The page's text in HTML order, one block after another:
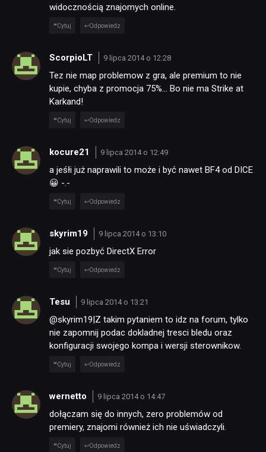
widocznością znajomych online.
Cytuj Odpowiedz
ScorpioLT 9 lipca 2014 o 12:28
Tez nie map problemow z gra, ale premium to nie
kupie, chyba z promocja 75%… Bo nie ma Strike at
Karkand!
Cytuj Odpowiedz
kocure21 9 lipca 2014 o 12:49
a jeśłi już naprawili to może i być nawet BF4 od DICE
😀 -.-
Cytuj Odpowiedz
skyrim19 9 lipca 2014 o 13:10
jak sie pozbyć DirectX Error
Cytuj Odpowiedz
Tesu 9 lipca 2014 o 13:21
@skyrim19|Z takim pytaniem to idz na forum, tylko
nie zapomnij podac dokladnej tresci bledu oraz
konfiguracji swojego kompa i wersji sterownikow.
Cytuj Odpowiedz
wernetto 9 lipca 2014 o 14:47
dołączam się do innych, zero problemów od
premiery, znajomi również ich nie uświadczyli.
Cytuj Odpowiedz